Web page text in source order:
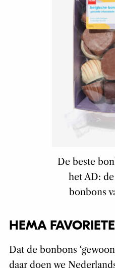
De beste
het AD:
bonbons
HEMA
Dat de bonbons
daar doen we